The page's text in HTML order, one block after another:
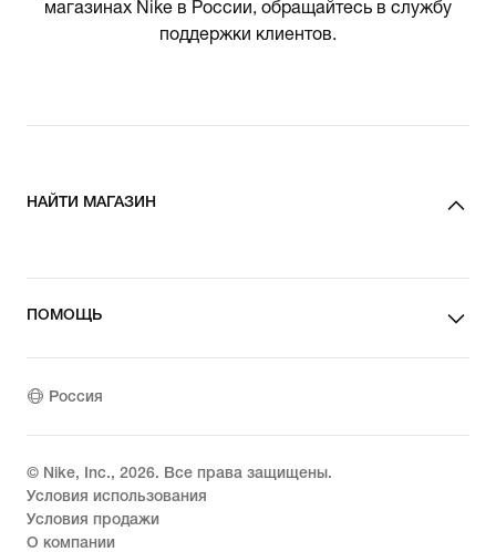
магазинах Nike в России, обращайтесь в службу
поддержки клиентов.
НАЙТИ МАГАЗИН
ПОМОЩЬ
Россия
© Nike, Inc., 2026. Все права защищены.
Условия использования
Условия продажи
О компании